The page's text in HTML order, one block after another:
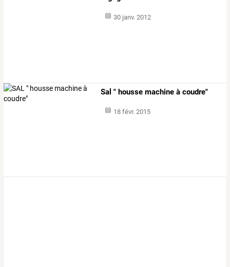
30 janv. 2012
Sal " housse machine à coudre"
18 févr. 2015